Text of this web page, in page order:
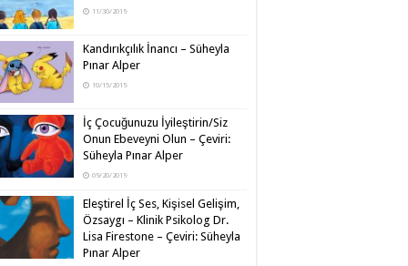
11/30/2019
Kandırıkçılık İnancı – Süheyla
Pınar Alper
10/15/2019
İç Çocuğunuzu İyileştirin/Siz
Onun Ebeveyni Olun – Çeviri:
Süheyla Pınar Alper
09/20/2019
Eleştirel İç Ses, Kişisel Gelişim,
Özsaygı – Klinik Psikolog Dr.
Lisa Firestone – Çeviri: Süheyla
Pınar Alper